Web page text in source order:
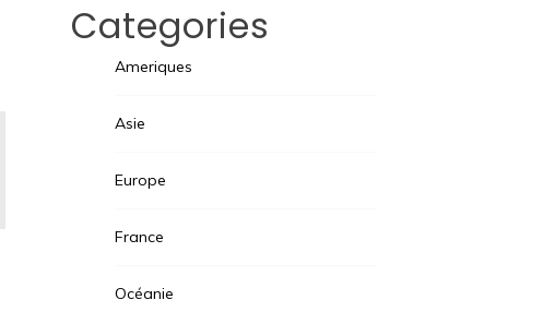
Categories
Ameriques
Asie
Europe
France
Océanie